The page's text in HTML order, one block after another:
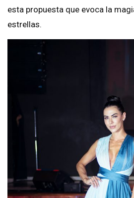
esta propuesta que evoca la
estrellas.